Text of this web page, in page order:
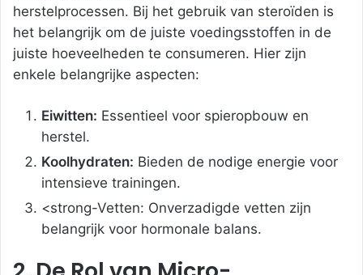
herstelprocessen. Bij het gebruik van steroïden is
het belangrijk om de juiste voedingsstoffen in de
juiste hoeveelheden te consumeren. Hier zijn
enkele belangrijke aspecten:
Eiwitten: Essentieel voor spieropbouw en
herstel.
Koolhydraten: Bieden de nodige energie voor
intensieve trainingen.
<strong-Vetten: Onverzadigde vetten zijn
belangrijk voor hormonale balans.